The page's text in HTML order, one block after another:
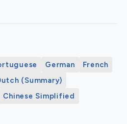
German
French
(Summary)
Chinese Simplified